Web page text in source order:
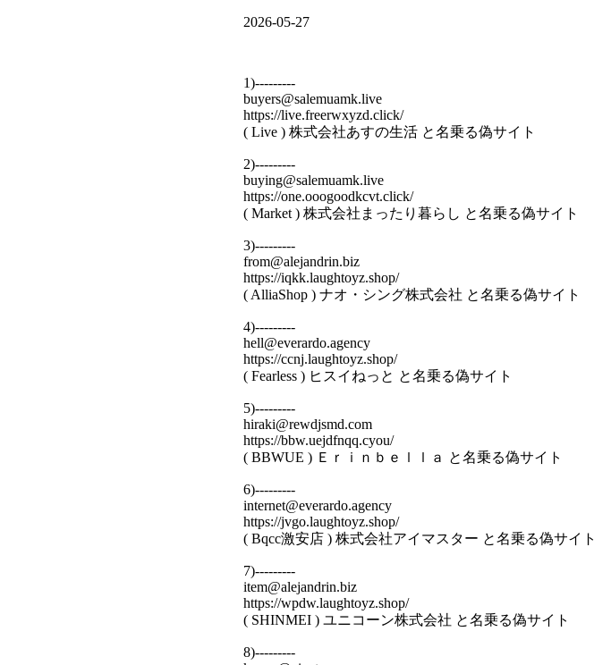
2026-05-27
1)---------
buyers@salemuamk.live
https://live.freerwxyzd.click/
( Live ) 株式会社あすの生活 と名乗る偽サイト
2)---------
buying@salemuamk.live
https://one.ooogoodkcvt.click/
( Market ) 株式会社まったり暮らし と名乗る偽サイト
3)---------
from@alejandrin.biz
https://iqkk.laughtoyz.shop/
( AlliaShop ) ナオ・シング株式会社 と名乗る偽サイト
4)---------
hell@everardo.agency
https://ccnj.laughtoyz.shop/
( Fearless ) ヒスイねっと と名乗る偽サイト
5)---------
hiraki@rewdjsmd.com
https://bbw.uejdfnqq.cyou/
( BBWUE ) Ｅｒｉｎｂｅｌｌａ と名乗る偽サイト
6)---------
internet@everardo.agency
https://jvgo.laughtoyz.shop/
( Bqcc激安店 ) 株式会社アイマスター と名乗る偽サイト
7)---------
item@alejandrin.biz
https://wpdw.laughtoyz.shop/
( SHINMEI ) ユニコーン株式会社 と名乗る偽サイト
8)---------